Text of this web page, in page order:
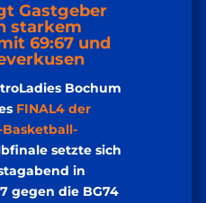
Gastgeber
starkem
69:67 und
Bochum
FINAL4 der
Basketball-
setzte sich
in
gegen die BG74